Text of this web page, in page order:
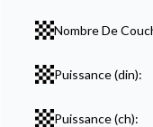
Nombre De
Puissance (din):
Puissance (ch):